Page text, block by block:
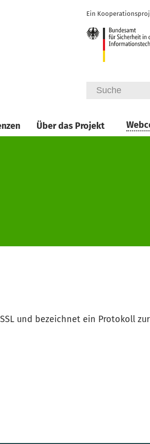
Ein
Über das Projekt
und bezeichnet ein Protokoll